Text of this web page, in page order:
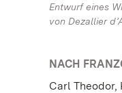
Entwurf eines
von Dezallier
NACH
Carl Theodor,